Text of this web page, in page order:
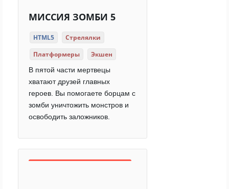
МИССИЯ ЗОМБИ 5
HTML5
Стрелялки
Платформеры
Экшен
В пятой части мертвецы
хватают друзей главных
героев. Вы помогаете борцам с
зомби уничтожить монстров и
освободить заложников.